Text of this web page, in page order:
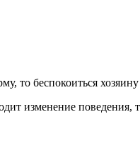
то беспокоиться
изменение поведения,